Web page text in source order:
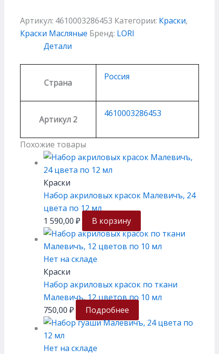
Артикул: 4610003286453 Категории: Краски,
Краски Масляные Бренд: LORI
Детали
Страна
Россия
Артикул 2
4610003286453
Похожие товары
Краски
Набор акриловых красок Малевичъ, 24
цвета по 12 мл
1 590,00 ₽ В корзину
Нет на складе
Краски
Набор акриловых красок по ткани
Малевичъ, 12 цветов по 10 мл
750,00 ₽ Подробнее
Нет на складе